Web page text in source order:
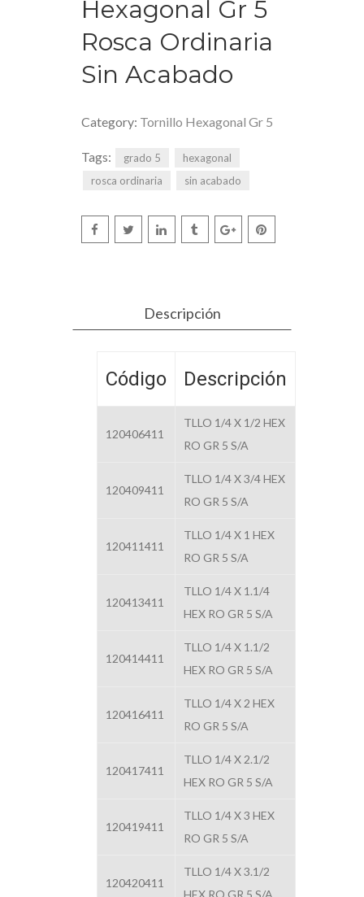
Hexagonal Gr 5
Rosca Ordinaria
Sin Acabado
Category: Tornillo Hexagonal Gr 5
Tags: grado 5
hexagonal
rosca ordinaria
sin acabado
Descripción
Código Descripción
120406411
TLLO 1/4 X 1/2 HEX
RO GR 5 S/A
120409411
TLLO 1/4 X 3/4 HEX
RO GR 5 S/A
120411411
TLLO 1/4 X 1 HEX
RO GR 5 S/A
120413411
TLLO 1/4 X 1.1/4
HEX RO GR 5 S/A
120414411
TLLO 1/4 X 1.1/2
HEX RO GR 5 S/A
120416411
TLLO 1/4 X 2 HEX
RO GR 5 S/A
120417411
TLLO 1/4 X 2.1/2
HEX RO GR 5 S/A
120419411
TLLO 1/4 X 3 HEX
RO GR 5 S/A
120420411
TLLO 1/4 X 3.1/2
HEX RO GR 5 S/A